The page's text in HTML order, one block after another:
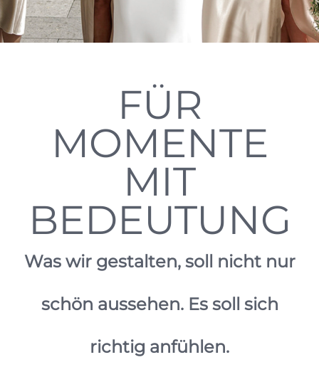
FÜR
MOMENTE
MIT
BEDEUTUNG
Was wir gestalten, soll nicht nur
schön aussehen. Es soll sich
richtig anfühlen.